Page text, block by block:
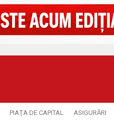
PIAŢA DE CAPITAL ASIGURĂRI